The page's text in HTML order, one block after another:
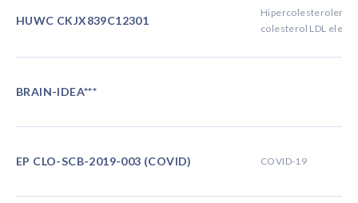
HUWC CKJX839C12301
colesterol LDL
BRAIN-IDEA***
EP CLO-SCB-2019-003 (COVID) COVID-19